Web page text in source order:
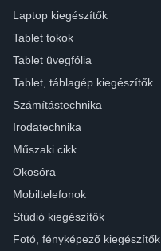
Laptop kiegészítők
Tablet tokok
Tablet üvegfólia
Tablet, táblagép kiegészítők
Számítástechnika
Irodatechnika
Műszaki cikk
Okosóra
Mobiltelefonok
Stúdió kiegészítők
Fotó, fényképező kiegészítők